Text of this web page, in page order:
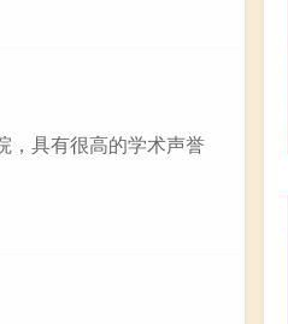
，具有很高的学术声誉